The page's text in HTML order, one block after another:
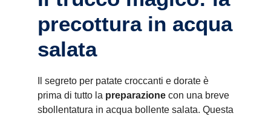
precottura in acqua
salata
Il segreto per patate croccanti e dorate è
prima di tutto la preparazione con una breve
sbollentatura in acqua bollente salata. Questa